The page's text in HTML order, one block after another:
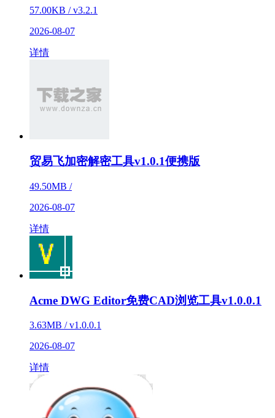
57.00KB / v3.2.1
2026-08-07
详情
贸易飞加密解密工具v1.0.1便携版
49.50MB /
2026-08-07
详情
Acme DWG Editor免费CAD浏览工具v1.0.0.1
3.63MB / v1.0.0.1
2026-08-07
详情